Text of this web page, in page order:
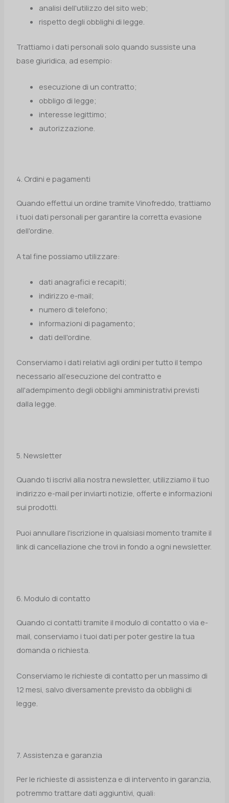
analisi dell'utilizzo del sito web;
rispetto degli obblighi di legge.
Trattiamo i dati personali solo quando sussiste una
base giuridica, ad esempio:
esecuzione di un contratto;
obbligo di legge;
interesse legittimo;
autorizzazione.
4. Ordini e pagamenti
Quando effettui un ordine tramite Vinofreddo, trattiamo
i tuoi dati personali per garantire la corretta evasione
dell'ordine.
A tal fine possiamo utilizzare:
dati anagrafici e recapiti;
indirizzo e-mail;
numero di telefono;
informazioni di pagamento;
dati dell'ordine.
Conserviamo i dati relativi agli ordini per tutto il tempo
necessario all'esecuzione del contratto e
all'adempimento degli obblighi amministrativi previsti
dalla legge.
5. Newsletter
Quando ti iscrivi alla nostra newsletter, utilizziamo il tuo
indirizzo e-mail per inviarti notizie, offerte e informazioni
sui prodotti.
Puoi annullare l'iscrizione in qualsiasi momento tramite il
link di cancellazione che trovi in fondo a ogni newsletter.
6. Modulo di contatto
Quando ci contatti tramite il modulo di contatto o via e-
mail, conserviamo i tuoi dati per poter gestire la tua
domanda o richiesta.
Conserviamo le richieste di contatto per un massimo di
12 mesi, salvo diversamente previsto da obblighi di
legge.
7. Assistenza e garanzia
Per le richieste di assistenza e di intervento in garanzia,
potremmo trattare dati aggiuntivi, quali: